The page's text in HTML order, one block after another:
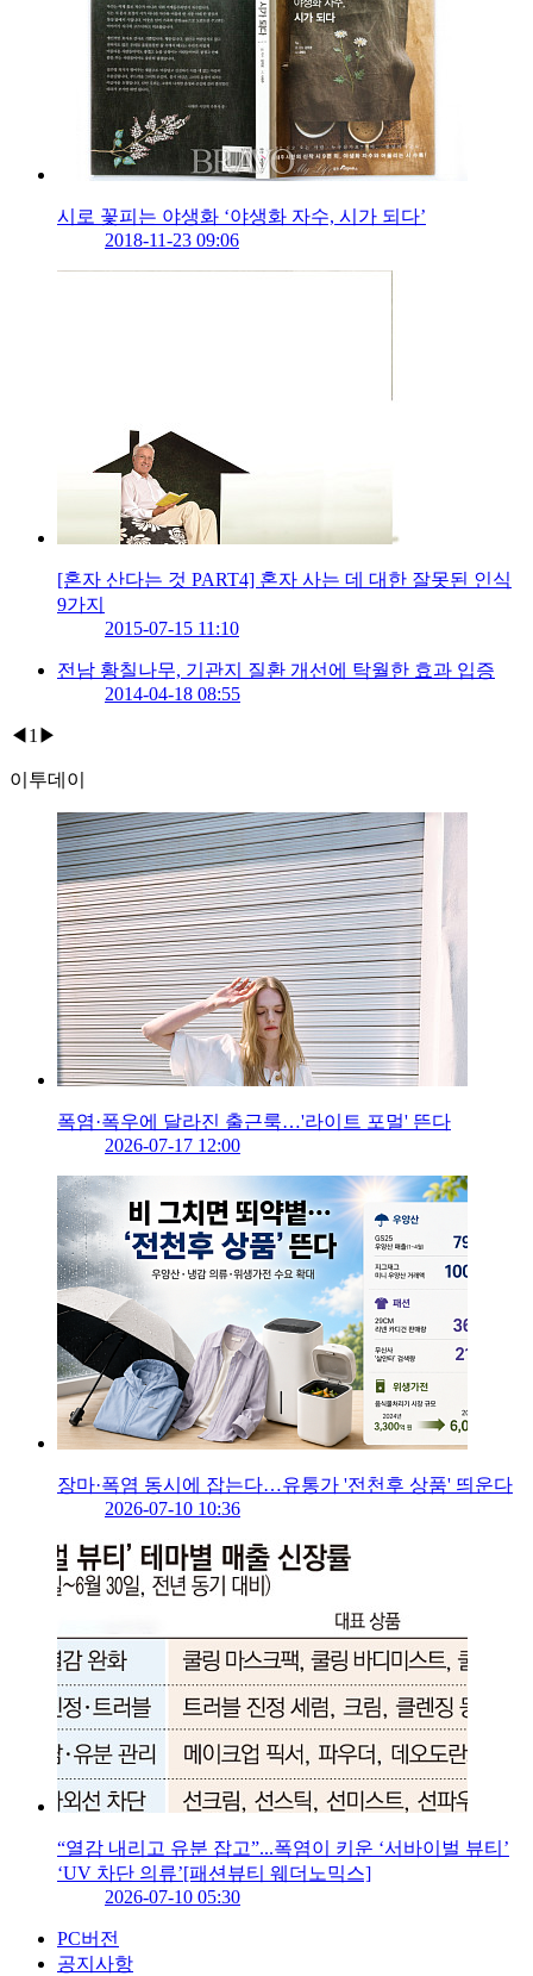
시로 꽃피는 야생화 ‘야생화 자수, 시가 되다’
2018-11-23 09:06
[혼자 산다는 것 PART4] 혼자 사는 데 대한 잘못된 인식
9가지
2015-07-15 11:10
전남 황칠나무, 기관지 질환 개선에 탁월한 효과 입증
2014-04-18 08:55
◀ 1 ▶
이투데이
폭염·폭우에 달라진 출근룩…'라이트 포멀' 뜬다
2026-07-17 12:00
장마·폭염 동시에 잡는다…유통가 '전천후 상품' 띄운다
2026-07-10 10:36
“열감 내리고 유분 잡고”...폭염이 키운 ‘서바이벌 뷰티’
‘UV 차단 의류’[패션뷰티 웨더노믹스]
2026-07-10 05:30
PC버전
공지사항